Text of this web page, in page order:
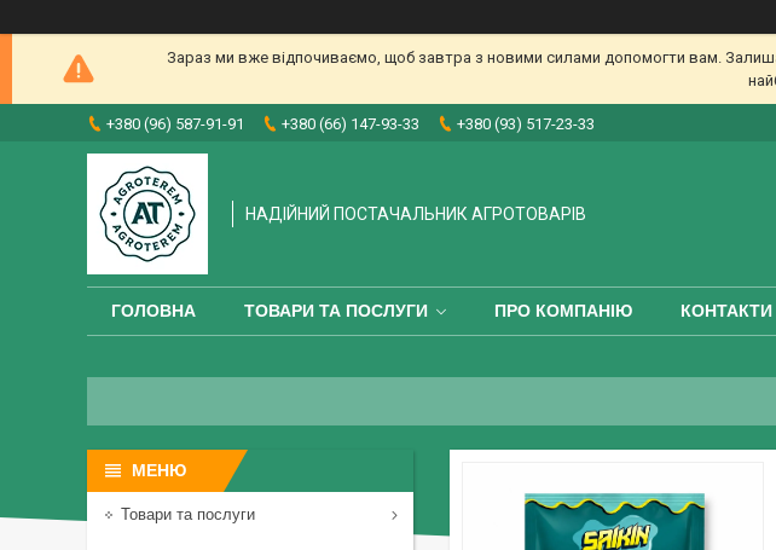
Зараз ми вже відпочиваємо, щоб завтра з новими силами допомогти вам.
+380 (96) 587-91-91 +380 (66) 147-93-33 +380 (93) 517-23-33
НАДІЙНИЙ ПОСТАЧАЛЬНИК АГРОТОВАРІВ
ГОЛОВНА ТОВАРИ ТА ПОСЛУГИ ПРО КОМПАНІЮ КОНТАКТИ
Товари та послуги